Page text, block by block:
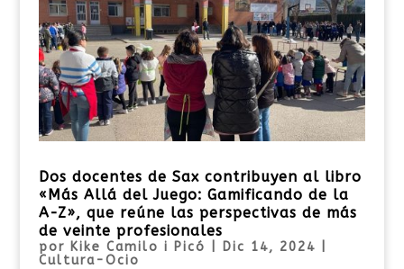
Dos docentes de Sax contribuyen al libro
«Más Allá del Juego: Gamificando de la
A-Z», que reúne las perspectivas de más
de veinte profesionales
por Kike Camilo i Picó Dic 14, 2024
Cultura-Ocio